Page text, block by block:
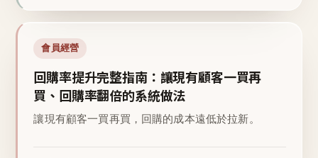
會員經營
回購率提升完整指南：讓現有顧客一買再
買、回購率翻倍的系統做法
讓現有顧客一買再買，回購的成本遠低於拉新。